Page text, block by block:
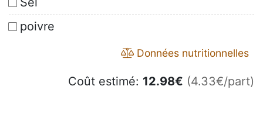
poivre
Données nutritionnelles
Coût estimé: 12.98€ (4.33€/part)